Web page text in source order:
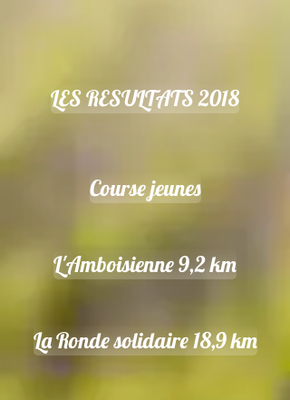
LES RESULTATS 2018
Course jeunes
L'Amboisienne 9,2 km
La Ronde solidaire 18,9 km